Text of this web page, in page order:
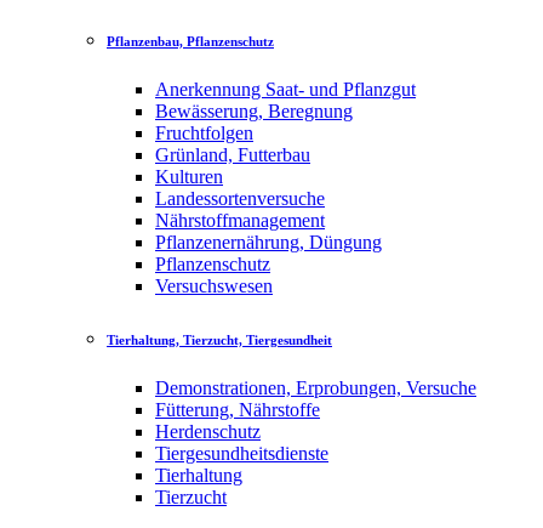
Pflanzenbau, Pflanzenschutz
Anerkennung Saat- und Pflanzgut
Bewässerung, Beregnung
Fruchtfolgen
Grünland, Futterbau
Kulturen
Landessortenversuche
Nährstoffmanagement
Pflanzenernährung, Düngung
Pflanzenschutz
Versuchswesen
Tierhaltung, Tierzucht, Tiergesundheit
Demonstrationen, Erprobungen, Versuche
Fütterung, Nährstoffe
Herdenschutz
Tiergesundheitsdienste
Tierhaltung
Tierzucht